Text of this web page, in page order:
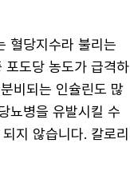
혈당지수라 불리는
포도당 농도가 급격하
비되는 인슐린도 많
뇨병을 유발시킬 수
지 않습니다. 칼로리